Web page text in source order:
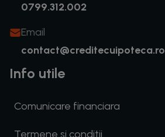
0799.312.002
Email
contact@creditecuipoteca.ro
Info utile
Comunicare financiara
Termene si conditii